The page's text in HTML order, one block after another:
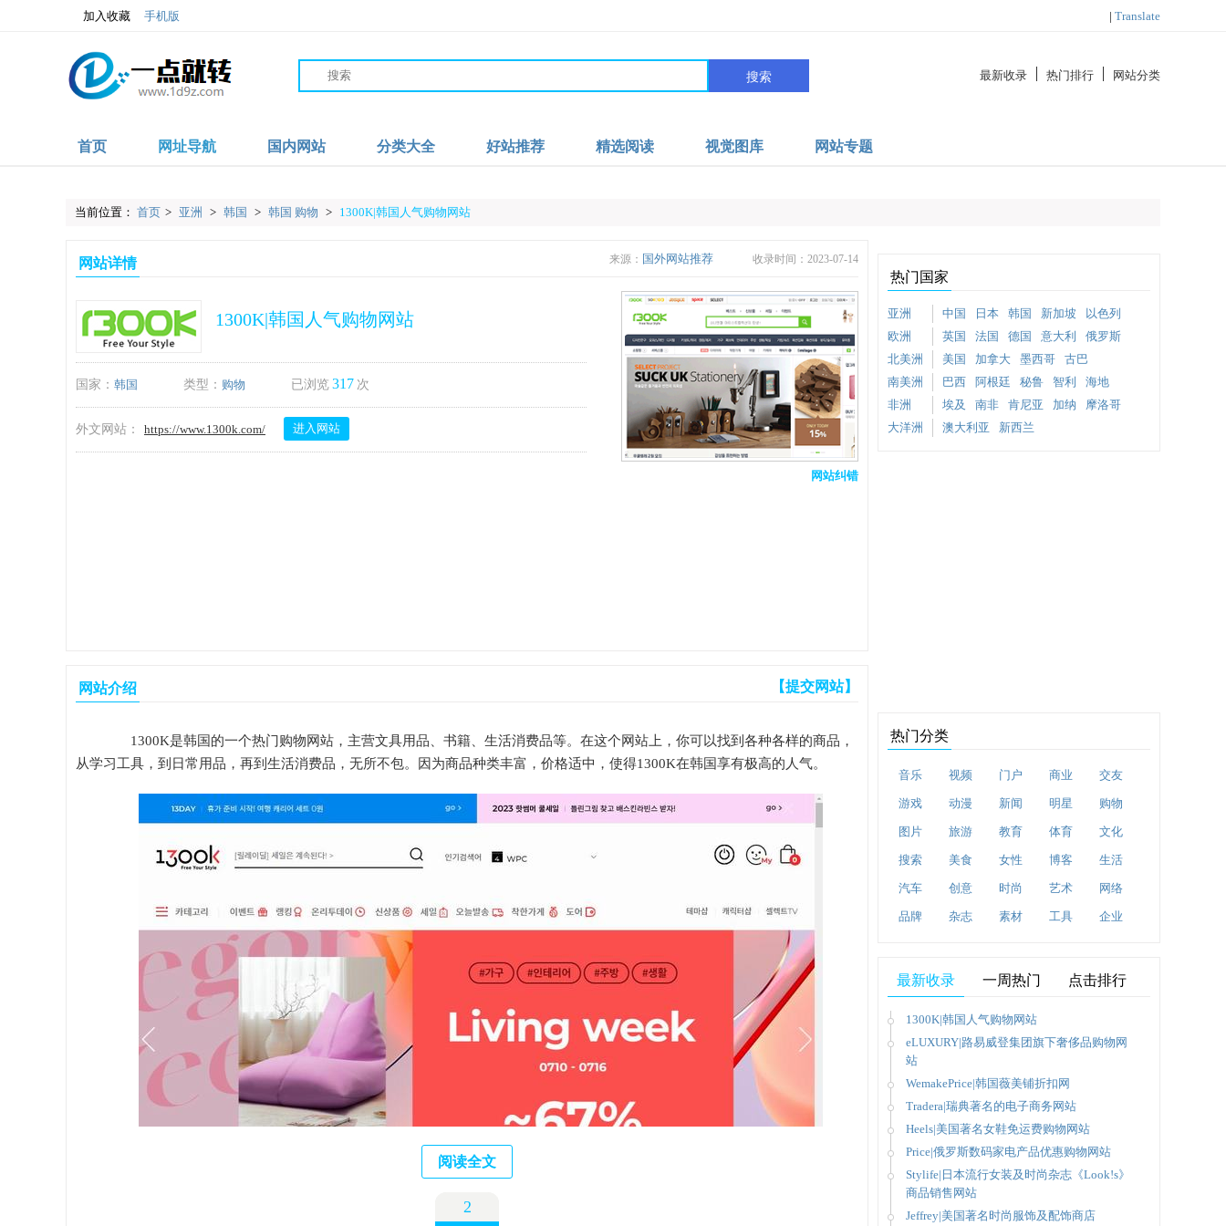
加入收藏 手机版 | Translate
搜索 最新收录 热门排行 网站分类
首页 网址导航 国内网站 分类大全 好站推荐 精选阅读 视觉图库 网站专题
当前位置： 首页 > 亚洲 > 韩国 > 韩国 购物 > 1300K|韩国人气购物网站
网站详情 来源： 国外网站推荐 收录时间：2023-07-14
1300K|韩国人气购物网站
国家： 韩国 类型： 购物 已浏览 317 次
外文网站： https://www.1300k.com/ 进入网站
网站纠错
网站介绍 【提交网站】
1300K是韩国的一个热门购物网站，主营文具用品、书籍、生活消费品等。在这个网站上，你可以找到各种各样的商品，
从学习工具，到日常用品，再到生活消费品，无所不包。因为商品种类丰富，价格适中，使得1300K在韩国享有极高的人气。
阅读全文
2
热门国家
亚洲 中国 日本 韩国 新加坡
以色列
欧洲
英国 法国 德国 意大利
俄罗斯
北美洲
美国 加拿大 墨西哥
古巴
南美洲
巴西 阿根廷 秘鲁 智利
海地
非洲
埃及 南非 肯尼亚 加纳
摩洛哥
大洋洲
澳大利亚 新西兰
热门分类
音乐 视频 门户 商业 交友
游戏 动漫 新闻 明星 购物
图片 旅游 教育 体育 文化
搜索 美食 女性 博客 生活
汽车 创意 时尚 艺术 网络
品牌 杂志 素材 工具 企业
最新收录 一周热门 点击排行
1300K|韩国人气购物网站
eLUXURY|路易威登集团旗下奢侈品购物网
站
WemakePrice|韩国薇美铺折扣网
Tradera|瑞典著名的电子商务网站
Heels|美国著名女鞋免运费购物网站
Price|俄罗斯数码家电产品优惠购物网站
Stylife|日本流行女装及时尚杂志《Look!s》
商品销售网站
Jeffrey|美国著名时尚服饰及配饰商店